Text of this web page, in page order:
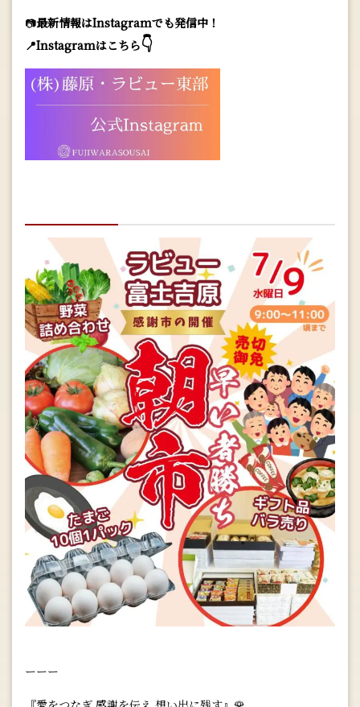
📷最新情報はInstagramでも発信中！
📍Instagramはこちら👇
ーーー